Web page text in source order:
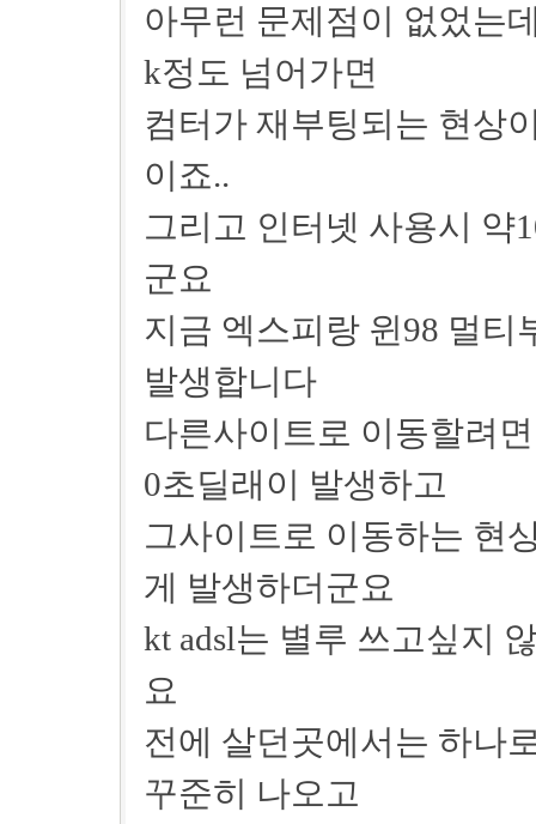
아무런 문제점이 없었는
k정도 넘어가면
컴터가 재부팅되는 현상
이죠..
그리고 인터넷 사용시 약
군요
지금 엑스피랑 윈98 멀티
발생합니다
다른사이트로 이동할려
0초딜래이 발생하고
그사이트로 이동하는 현
게 발생하더군요
kt adsl는 별루 쓰고싶지
요
전에 살던곳에서는 하나
꾸준히 나오고